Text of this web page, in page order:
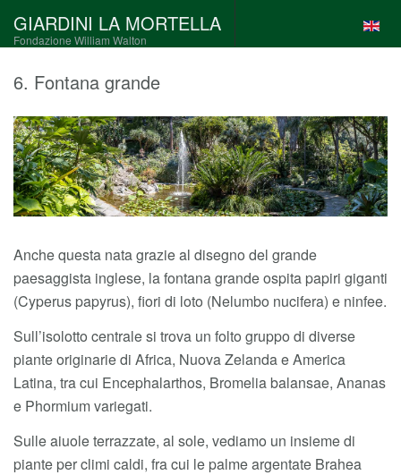
GIARDINI LA MORTELLA
Fondazione William Walton
6. Fontana grande
Anche questa nata grazie al disegno del grande
paesaggista inglese, la fontana grande ospita papiri giganti
(Cyperus papyrus), fiori di loto (Nelumbo nucifera) e ninfee.
Sull’isolotto centrale si trova un folto gruppo di diverse
piante originarie di Africa, Nuova Zelanda e America
Latina, tra cui Encephalarthos, Bromelia balansae, Ananas
e Phormium variegati.
Sulle aiuole terrazzate, al sole, vediamo un insieme di
piante per climi caldi, fra cui le palme argentate Brahea